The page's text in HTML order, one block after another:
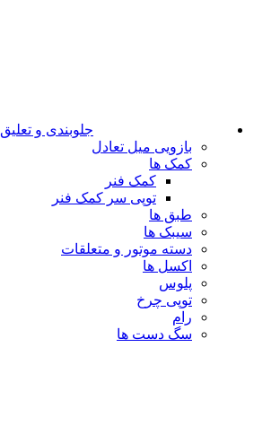
جلوبندی و تعلیق
بازویی میل تعادل
کمک ها
کمک فنر
توپی سر کمک فنر
طبق ها
سیبک ها
دسته موتور و متعلقات
اکسل ها
پلوس
توپی چرخ
رام
سگ دست ها